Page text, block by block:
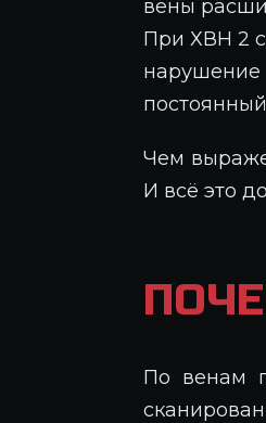
вены
При ХВН 2
Чем
И всё это
По венам